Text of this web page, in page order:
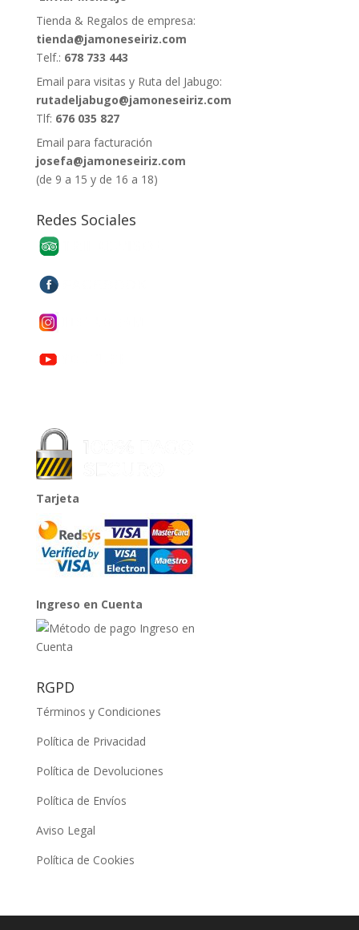
Tienda & Regalos de empresa:
tienda@jamoneseiriz.com
Telf.: 678 733 443
Email para visitas y Ruta del Jabugo:
rutadeljabugo@jamoneseiriz.com
Tlf: 676 035 827
Email para facturación
josefa@jamoneseiriz.com
(de 9 a 15 y de 16 a 18)
Redes Sociales
Tarjeta
Ingreso en Cuenta
RGPD
Términos y Condiciones
Política de Privacidad
Política de Devoluciones
Política de Envíos
Aviso Legal
Política de Cookies